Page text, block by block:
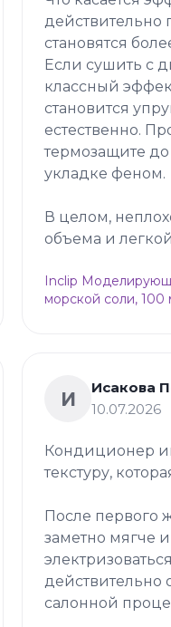
действительно
становятся
Если сушить с
классный
становится
естественно.
термозащите до
укладке феном.
В целом,
объема и
Inclip
морской соли, 100
И
Исакова
10.07.2026
Кондиционер
текстуру,
После первого
заметно мягче
действительно
салонной